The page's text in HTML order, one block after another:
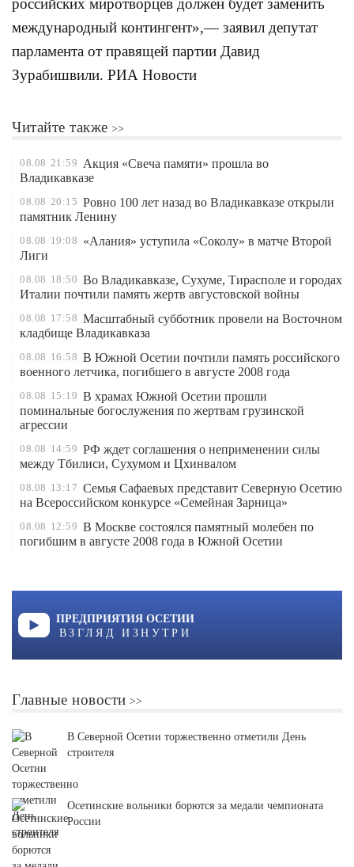
российских миротворцев должен будет заменить
международный контингент»,— заявил депутат
парламента от правящей партии Давид
Зурабишвили. РИА Новости
Читайте также
08.08 21:59 Акция «Свеча памяти» прошла во
Владикавказе
08.08 20:15 Ровно 100 лет назад во Владикавказе открыли
памятник Ленину
08.08 19:08 «Алания» уступила «Соколу» в матче Второй
Лиги
08.08 18:50 Во Владикавказе, Сухуме, Тирасполе и городах
Италии почтили память жертв августовской войны
08.08 17:58 Масштабный субботник провели на Восточном
кладбище Владикавказа
08.08 16:58 В Южной Осетии почтили память российского
военного летчика, погибшего в августе 2008 года
08.08 15:19 В храмах Южной Осетии прошли
поминальные богослужения по жертвам грузинской
агрессии
08.08 14:59 РФ ждет соглашения о неприменении силы
между Тбилиси, Сухумом и Цхинвалом
08.08 13:17 Семья Сафаевых представит Северную Осетию
на Всероссийском конкурсе «Семейная Зарница»
08.08 12:59 В Москве состоялся памятный молебен по
погибшим в августе 2008 года в Южной Осетии
ПРЕДПРИЯТИЯ ОСЕТИИ
ВЗГЛЯД ИЗНУТРИ
Главные новости
В Северной Осетии торжественно отметили День
строителя
Осетинские вольники борются за медали чемпионата
России